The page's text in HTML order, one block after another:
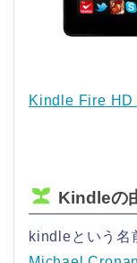
Kindle Fire HD
Kindleの
kindleという名